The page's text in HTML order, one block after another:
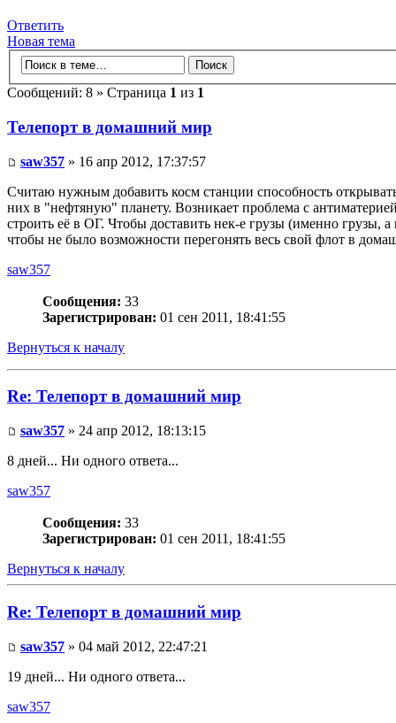
Ответить
Новая тема
Сообщений: 8 » Страница 1 из 1
Телепорт в домашний мир
saw357 » 16 апр 2012, 17:37:57
Считаю нужным добавить косм станции способность
них в "нефтяную" планету. Возникает проблема с
строить её в ОГ. Чтобы доставить нек-е грузы (именно грузы,
чтобы не было возможности перегонять весь свой флот в
saw357
Сообщения: 33
Зарегистрирован: 01 сен 2011, 18:41:55
Вернуться к началу
Re: Телепорт в домашний мир
saw357 » 24 апр 2012, 18:13:15
8 дней... Ни одного ответа...
saw357
Сообщения: 33
Зарегистрирован: 01 сен 2011, 18:41:55
Вернуться к началу
Re: Телепорт в домашний мир
saw357 » 04 май 2012, 22:47:21
19 дней... Ни одного ответа...
saw357